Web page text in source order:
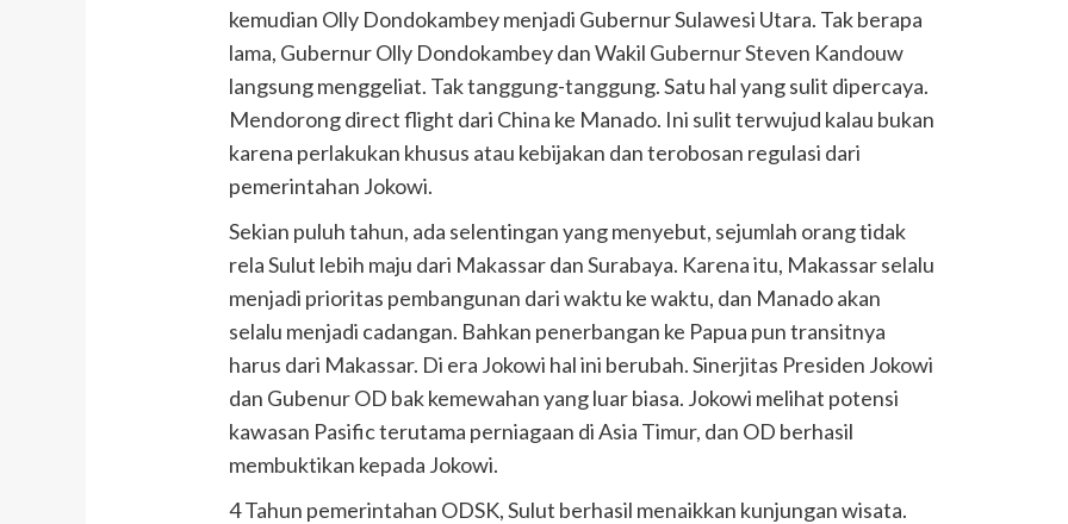
kemudian Olly Dondokambey menjadi Gubernur Sulawesi Utara. Tak berapa
lama, Gubernur Olly Dondokambey dan Wakil Gubernur Steven Kandouw
langsung menggeliat. Tak tanggung-tanggung. Satu hal yang sulit dipercaya.
Mendorong direct flight dari China ke Manado. Ini sulit terwujud kalau bukan
karena perlakukan khusus atau kebijakan dan terobosan regulasi dari
pemerintahan Jokowi.
Sekian puluh tahun, ada selentingan yang menyebut, sejumlah orang tidak
rela Sulut lebih maju dari Makassar dan Surabaya. Karena itu, Makassar selalu
menjadi prioritas pembangunan dari waktu ke waktu, dan Manado akan
selalu menjadi cadangan. Bahkan penerbangan ke Papua pun transitnya
harus dari Makassar. Di era Jokowi hal ini berubah. Sinerjitas Presiden Jokowi
dan Gubenur OD bak kemewahan yang luar biasa. Jokowi melihat potensi
kawasan Pasific terutama perniagaan di Asia Timur, dan OD berhasil
membuktikan kepada Jokowi.
4 Tahun pemerintahan ODSK, Sulut berhasil menaikkan kunjungan wisata.